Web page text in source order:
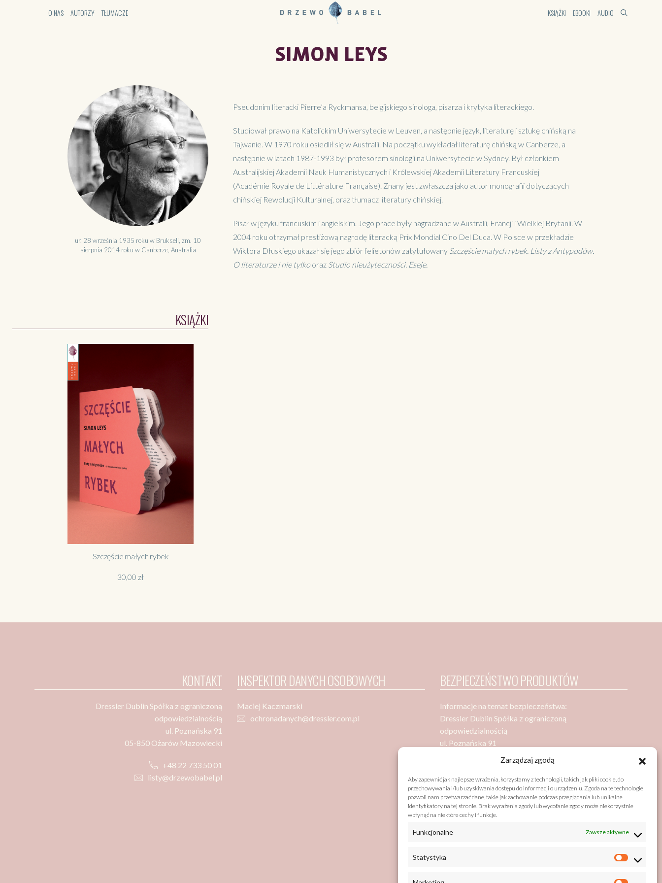
Zarządzaj zgodą
Aby zapewnić jak najlepsze wrażenia, korzystamy z technologii, takich jak pliki cookie, do
przechowywania i/lub uzyskiwania dostępu do informacji o urządzeniu. Zgoda na te technologie
pozwoli nam przetwarzać dane, takie jak zachowanie podczas przeglądania lub unikalne
identyfikatory na tej stronie. Brak wyrażenia zgody lub wycofanie zgody może niekorzystnie
wpłynąć na niektóre cechy i funkcje.
Funkcjonalne Zawsze aktywne
Statystyka
O NAS AUTORZY TŁUMACZE KSIĄŻKI EBOOKI AUDIO
SIMON LEYS
ur. 28 września 1935 roku w Brukseli, zm. 10
sierpnia 2014 roku w Canberze, Australia
Pseudonim literacki Pierre’a Ryckmansa, belgijskiego sinologa, pisarza i krytyka literackiego.
Studiował prawo na Katolickim Uniwersytecie w Leuven, a następnie język, literaturę i sztukę chińską na
Tajwanie. W 1970 roku osiedlił się w Australii. Na początku wykładał literaturę chińską w Canberze, a
następnie w latach 1987-1993 był profesorem sinologii na Uniwersytecie w Sydney. Był członkiem
Australijskiej Akademii Nauk Humanistycznych i Królewskiej Akademii Literatury Francuskiej
(Académie Royale de Littérature Française). Znany jest zwłaszcza jako autor monografii dotyczących
chińskiej Rewolucji Kulturalnej, oraz tłumacz literatury chińskiej.
Pisał w języku francuskim i angielskim. Jego prace były nagradzane w Australii, Francji i Wielkiej Brytanii. W
2004 roku otrzymał prestiżową nagrodę literacką Prix Mondial Cino Del Duca. W Polsce w przekładzie
Wiktora Dłuskiego ukazał się jego zbiór felietonów zatytułowany Szczęście małych rybek. Listy z Antypodów.
O literaturze i nie tylko oraz Studio nieużyteczności. Eseje.
KSIĄŻKI
Szczęście małych rybek
30,00 zł
KONTAKT
Dressler Dublin Spółka z ograniczoną
odpowiedzialnością
ul. Poznańska 91
05-850 Ożarów Mazowiecki
+48 22 733 50 01
listy@drzewobabel.pl
INSPEKTOR DANYCH OSOBOWYCH
Maciej Kaczmarski
ochronadanych@dressler.com.pl
BEZPIECZEŃSTWO PRODUKTÓW
Informacje na temat bezpieczeństwa:
Dressler Dublin Spółka z ograniczoną
odpowiedzialnością
ul. Poznańska 91
Bezpieczeństwo zgodne z GPSR (General Product
Safety Regulation)